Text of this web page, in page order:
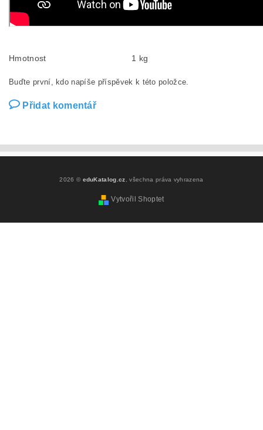
Hmotnost 1 kg
Buďte první, kdo napíše příspěvek k této položce.
Přidat komentář
2026 © eduKatalog.cz , všechna práva vyhrazena
Vytvořil Shoptet